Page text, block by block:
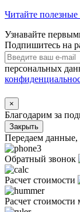
Читайте
Узнавайте
Подпишитесь на
персональных
×
Благодарим за
Закрыть
Передаем данные,
Обратный звонок
Расчет стоимости
Расчет стоимости